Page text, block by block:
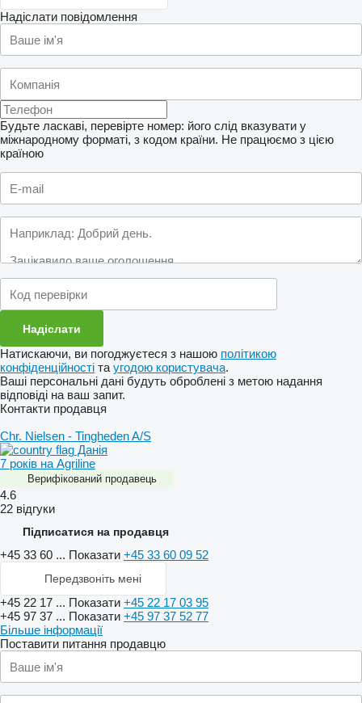
Надіслати повідомлення
Будьте ласкаві, перевірте номер: його слід вказувати у
міжнародному форматі, з кодом країни. Не працюємо з цією
країною
Натискаючи, ви погоджуєтеся з нашою політикою
конфіденційності та угодою користувача.
Ваші персональні дані будуть оброблені з метою надання
відповіді на ваш запит.
Контакти продавця
Chr. Nielsen - Tingheden A/S
Данія
7 років на Agriline
Верифікований продавець
4.6
22 відгуки
Підписатися на продавця
+45 33 60 ... Показати +45 33 60 09 52
Передзвоніть мені
+45 22 17 ... Показати +45 22 17 03 95
+45 97 37 ... Показати +45 97 37 52 77
Більше інформації
Поставити питання продавцю